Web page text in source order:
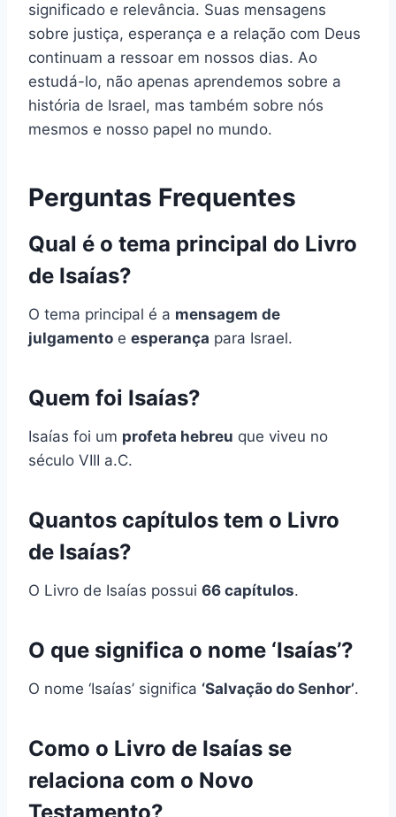
significado e relevância. Suas mensagens
sobre justiça, esperança e a relação com Deus
continuam a ressoar em nossos dias. Ao
estudá-lo, não apenas aprendemos sobre a
história de Israel, mas também sobre nós
mesmos e nosso papel no mundo.
Perguntas Frequentes
Qual é o tema principal do Livro
de Isaías?
O tema principal é a mensagem de
julgamento e esperança para Israel.
Quem foi Isaías?
Isaías foi um profeta hebreu que viveu no
século VIII a.C.
Quantos capítulos tem o Livro
de Isaías?
O Livro de Isaías possui 66 capítulos.
O que significa o nome ‘Isaías’?
O nome ‘Isaías’ significa ‘Salvação do Senhor’.
Como o Livro de Isaías se
relaciona com o Novo